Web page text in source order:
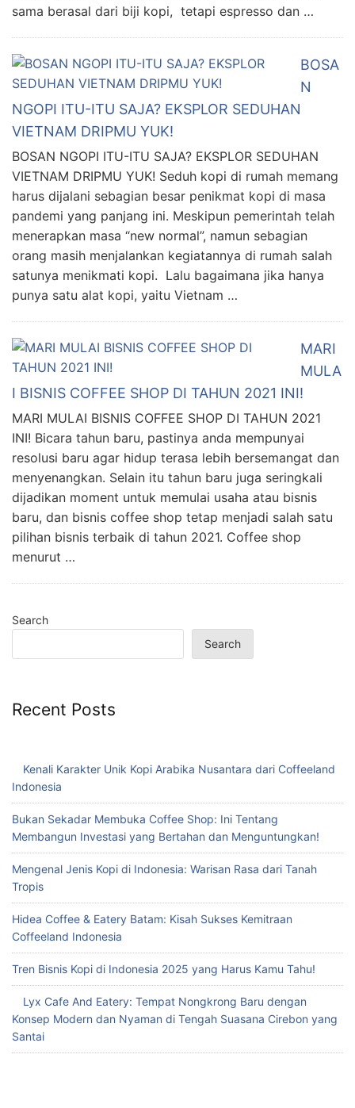
sama berasal dari biji kopi, tetapi espresso dan …
BOSA
N
NGOPI ITU-ITU SAJA? EKSPLOR SEDUHAN
VIETNAM DRIPMU YUK!
BOSAN NGOPI ITU-ITU SAJA? EKSPLOR SEDUHAN
VIETNAM DRIPMU YUK! Seduh kopi di rumah memang
harus dijalani sebagian besar penikmat kopi di masa
pandemi yang panjang ini. Meskipun pemerintah telah
menerapkan masa “new normal”, namun sebagian
orang masih menjalankan kegiatannya di rumah salah
satunya menikmati kopi. Lalu bagaimana jika hanya
punya satu alat kopi, yaitu Vietnam …
MARI
MULA
I BISNIS COFFEE SHOP DI TAHUN 2021 INI!
MARI MULAI BISNIS COFFEE SHOP DI TAHUN 2021
INI! Bicara tahun baru, pastinya anda mempunyai
resolusi baru agar hidup terasa lebih bersemangat dan
menyenangkan. Selain itu tahun baru juga seringkali
dijadikan moment untuk memulai usaha atau bisnis
baru, dan bisnis coffee shop tetap menjadi salah satu
pilihan bisnis terbaik di tahun 2021. Coffee shop
menurut …
Search
Search
Recent Posts
Kenali Karakter Unik Kopi Arabika Nusantara dari Coffeeland
Indonesia
Bukan Sekadar Membuka Coffee Shop: Ini Tentang
Membangun Investasi yang Bertahan dan Menguntungkan!
Mengenal Jenis Kopi di Indonesia: Warisan Rasa dari Tanah
Tropis
Hidea Coffee & Eatery Batam: Kisah Sukses Kemitraan
Coffeeland Indonesia
Tren Bisnis Kopi di Indonesia 2025 yang Harus Kamu Tahu!
Lyx Cafe And Eatery: Tempat Nongkrong Baru dengan
Konsep Modern dan Nyaman di Tengah Suasana Cirebon yang
Santai